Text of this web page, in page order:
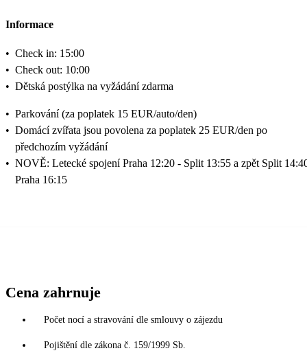
Informace
• Check in: 15:00
• Check out: 10:00
• Dětská postýlka na vyžádání zdarma
• Parkování (za poplatek 15 EUR/auto/den)
• Domácí zvířata jsou povolena za poplatek 25 EUR/den po
předchozím vyžádání
• NOVĚ: Letecké spojení Praha 12:20 - Split 13:55 a zpět Split
Praha 16:15
Cena zahrnuje
Počet nocí a stravování dle smlouvy o zájezdu
Pojištění dle zákona č. 159/1999 Sb.